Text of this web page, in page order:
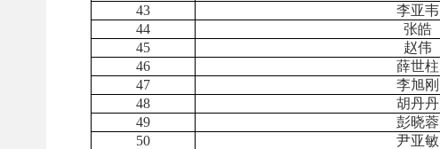
43
李亚韦
44
张皓
45
赵伟
46
薛世柱
47
李旭刚
48
胡丹丹
49
彭晓蓉
50
尹亚敏